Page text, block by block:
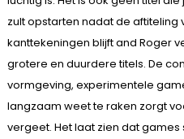
zult opstarten nadat de aftiteling
kanttekeningen blijft and Roger
grotere en duurdere titels. De
vormgeving, experimentele
langzaam weet te raken zorgt
vergeet. Het laat zien dat